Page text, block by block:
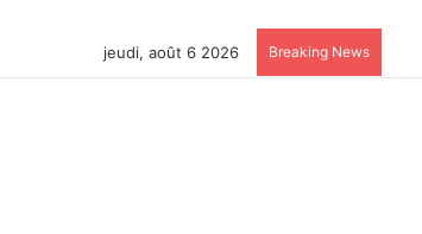
jeudi, août 6 2026 Breaking News